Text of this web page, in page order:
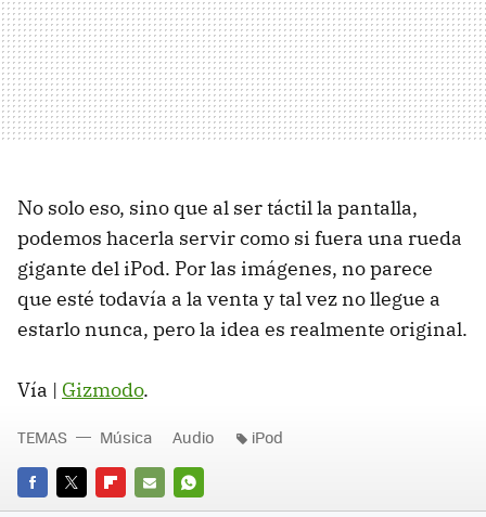
No solo eso, sino que al ser táctil la pantalla,
podemos hacerla servir como si fuera una rueda
gigante del iPod. Por las imágenes, no parece
que esté todavía a la venta y tal vez no llegue a
estarlo nunca, pero la idea es realmente original.
Vía | Gizmodo.
FACEBOOK
TWITTERFLIPBOARD
E- WHATSAPP
TEMAS Música Audio iPod